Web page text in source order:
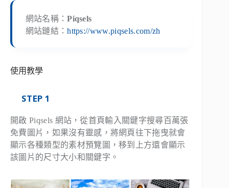
網站名稱：Piqsels
網站鏈結：https://www.piqsels.com/zh
使用教學
STEP 1
開啟 Piqsels 網站，從首頁輸入關鍵字搜尋百萬張
免費圖片，如果沒有靈感，將網頁往下拖曳就會
顯示各種類型的素材預覽圖，移到上方還會顯示
該圖片的尺寸大小和關鍵字。